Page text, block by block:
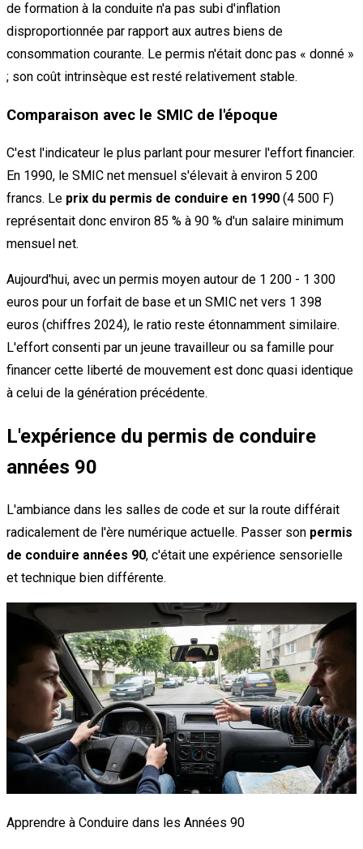
de formation à la conduite n'a pas subi d'inflation
disproportionnée par rapport aux autres biens de
consommation courante. Le permis n'était donc pas « donné »
; son coût intrinsèque est resté relativement stable.
Comparaison avec le SMIC de l'époque
C'est l'indicateur le plus parlant pour mesurer l'effort financier.
En 1990, le SMIC net mensuel s'élevait à environ 5 200
francs. Le prix du permis de conduire en 1990 (4 500 F)
représentait donc environ 85 % à 90 % d'un salaire minimum
mensuel net.
Aujourd'hui, avec un permis moyen autour de 1 200 - 1 300
euros pour un forfait de base et un SMIC net vers 1 398
euros (chiffres 2024), le ratio reste étonnamment similaire.
L'effort consenti par un jeune travailleur ou sa famille pour
financer cette liberté de mouvement est donc quasi identique
à celui de la génération précédente.
L'expérience du permis de conduire
années 90
L'ambiance dans les salles de code et sur la route différait
radicalement de l'ère numérique actuelle. Passer son permis
de conduire années 90, c'était une expérience sensorielle
et technique bien différente.
Apprendre à Conduire dans les Années 90